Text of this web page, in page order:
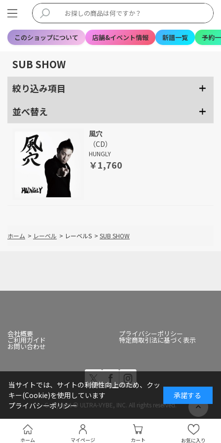
このショップについて 店舗&イベント情報 新譜一覧 予約
ホーム マイページ カート お気に入り
SUB SHOW
絞り込み項目
並べ替え
風穴
（CD）
HUNGLY
￥1,760
ホーム > レーベル > レーベルS > SUB SHOW
会社概要 プライバシーポリシー
ご利用ガイド 特定商取引法に基づく表示
お問い合わせ
Copyright © ULTRA-VYBE, INC. All rights reserved.
当サイトでは、サイトの利便性向上のため、クッ
キー(Cookie)を使用しています
プライバシーポリシー
承諾する